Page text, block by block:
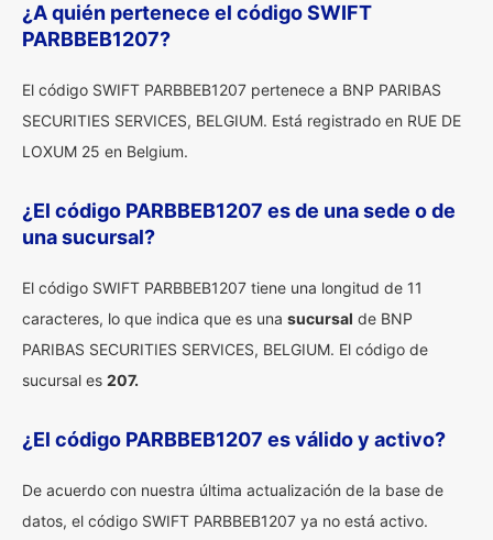
¿A quién pertenece el código SWIFT
PARBBEB1207?
El código SWIFT PARBBEB1207 pertenece a BNP PARIBAS
SECURITIES SERVICES, BELGIUM. Está registrado en RUE DE
LOXUM 25 en Belgium.
¿El código PARBBEB1207 es de una sede o de
una sucursal?
El código SWIFT PARBBEB1207 tiene una longitud de 11
caracteres, lo que indica que es una sucursal de BNP
PARIBAS SECURITIES SERVICES, BELGIUM. El código de
sucursal es 207.
¿El código PARBBEB1207 es válido y activo?
De acuerdo con nuestra última actualización de la base de
datos, el código SWIFT PARBBEB1207 ya no está activo.